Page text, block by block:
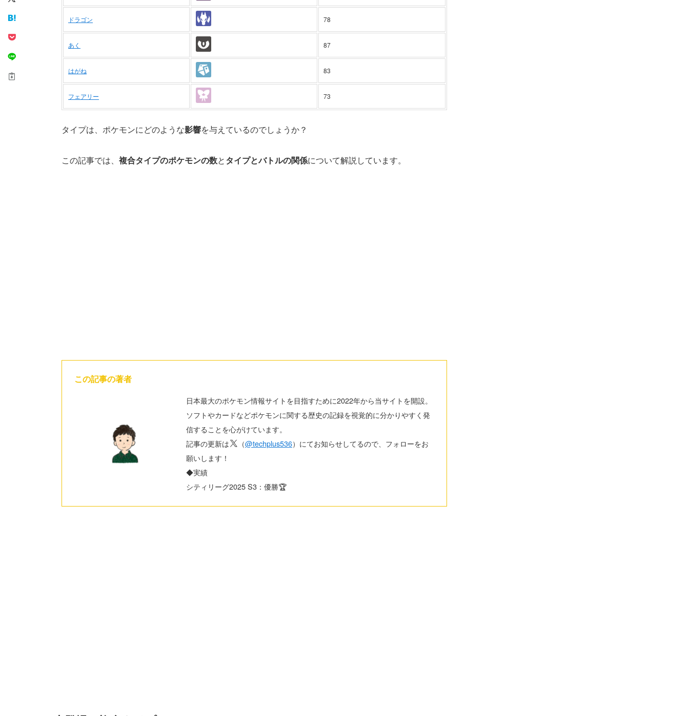
ドラゴン 78
あく 87
はがね 83
フェアリー 73
タイプは、ポケモンにどのような影響を与えているのでしょうか？
この記事では、 複合タイプのポケモンの数とタイプとバトルの関係について解説しています。
この記事の著者
日本最大のポケモン情報サイトを目指すために2022年から当サイトを開設。
ソフトやカードなどポケモンに関する歴史の記録を視覚的に分かりやすく発
信することを心がけています。
記事の更新は
（@techplus536）にてお知らせしてるので、フォローをお
願いします！
◆実績
シティリーグ2025 S3：優勝🏆